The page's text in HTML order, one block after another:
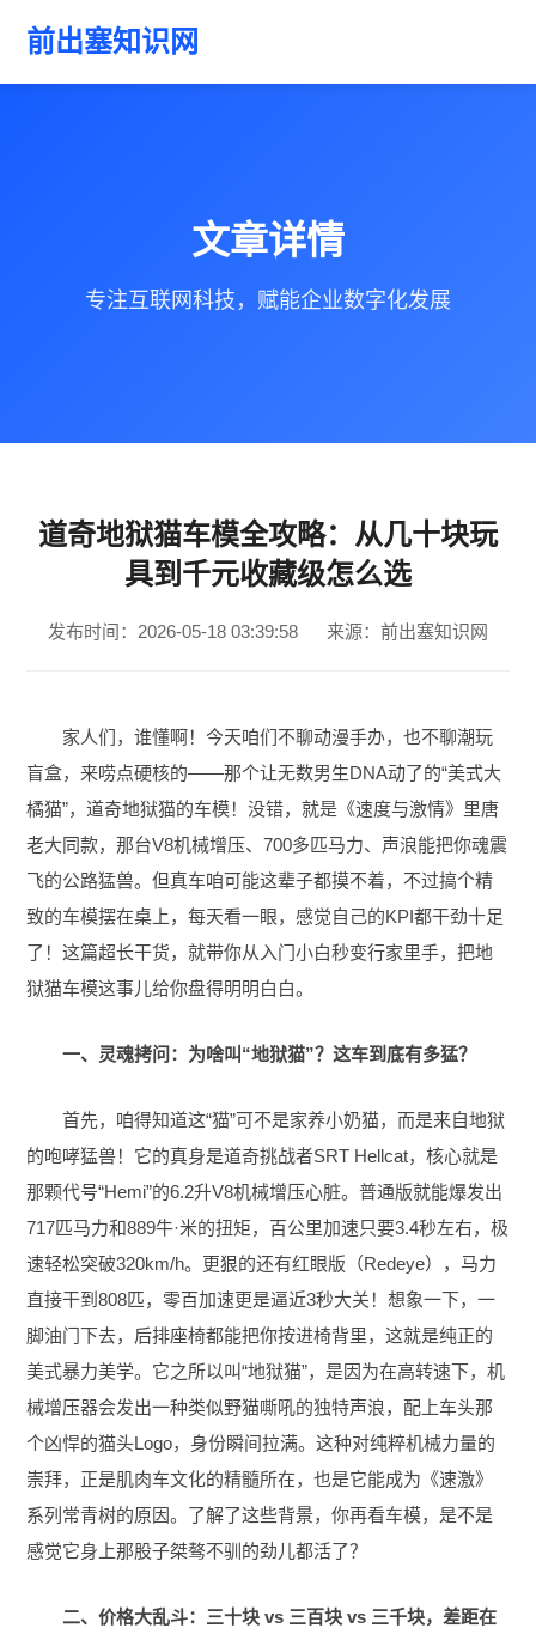
前出塞知识网
文章详情
专注互联网科技，赋能企业数字化发展
道奇地狱猫车模全攻略：从几十块玩
具到千元收藏级怎么选
发布时间：2026-05-18 03:39:58 来源：前出塞知识网
家人们，谁懂啊！今天咱们不聊动漫手办，也不聊潮玩
盲盒，来唠点硬核的——那个让无数男生DNA动了的“美式大
橘猫”，道奇地狱猫的车模！没错，就是《速度与激情》里唐
老大同款，那台V8机械增压、700多匹马力、声浪能把你魂震
飞的公路猛兽。但真车咱可能这辈子都摸不着，不过搞个精
致的车模摆在桌上，每天看一眼，感觉自己的KPI都干劲十足
了！这篇超长干货，就带你从入门小白秒变行家里手，把地
狱猫车模这事儿给你盘得明明白白。
一、灵魂拷问：为啥叫“地狱猫”？这车到底有多猛？
首先，咱得知道这“猫”可不是家养小奶猫，而是来自地狱
的咆哮猛兽！它的真身是道奇挑战者SRT Hellcat，核心就是
那颗代号“Hemi”的6.2升V8机械增压心脏。普通版就能爆发出
717匹马力和889牛·米的扭矩，百公里加速只要3.4秒左右，极
速轻松突破320km/h。更狠的还有红眼版（Redeye），马力
直接干到808匹，零百加速更是逼近3秒大关！想象一下，一
脚油门下去，后排座椅都能把你按进椅背里，这就是纯正的
美式暴力美学。它之所以叫“地狱猫”，是因为在高转速下，机
械增压器会发出一种类似野猫嘶吼的独特声浪，配上车头那
个凶悍的猫头Logo，身份瞬间拉满。这种对纯粹机械力量的
崇拜，正是肌肉车文化的精髓所在，也是它能成为《速激》
系列常青树的原因。了解了这些背景，你再看车模，是不是
感觉它身上那股子桀骜不驯的劲儿都活了？
二、价格大乱斗：三十块 vs 三百块 vs 三千块，差距在